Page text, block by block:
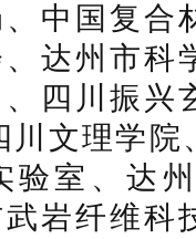
中国复合
达州市科
四川振兴
川文理学院
验室、达
岩纤维科